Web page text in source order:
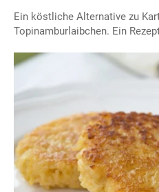
Ein köstliche Alternative zu
Topinamburlaibchen. Ein